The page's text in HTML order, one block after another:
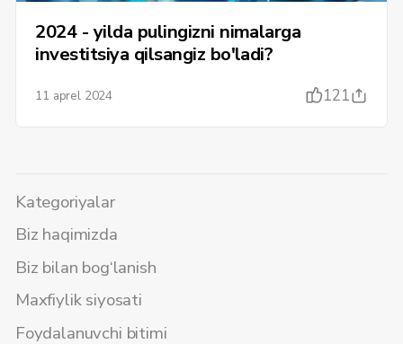
2024 - yilda pulingizni nimalarga
investitsiya qilsangiz bo'ladi?
11 aprel 2024 121
Kategoriyalar
Biz haqimizda
Biz bilan bog‘lanish
Maxfiylik siyosati
Foydalanuvchi bitimi